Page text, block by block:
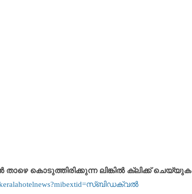
കൊടുത്തിരിക്കുന്ന ലിങ്കിൽ ക്ലിക്ക് ചെയ്യുക
keralahotelnews?mibextid=സ്‌ബിഡക്വൽ